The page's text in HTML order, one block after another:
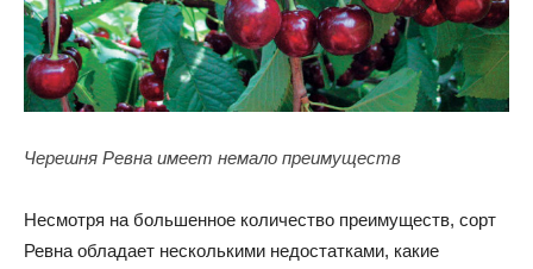
Черешня Ревна имеет немало преимуществ
Несмотря на большенное количество преимуществ, сорт
Ревна обладает несколькими недостатками, какие